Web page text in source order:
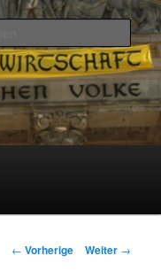
Beitrags-
← Vorherige Weiter →